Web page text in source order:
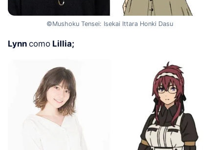
©Mushoku Tensei: Isekai Ittara Honki Dasu
Lynn como Lillia;